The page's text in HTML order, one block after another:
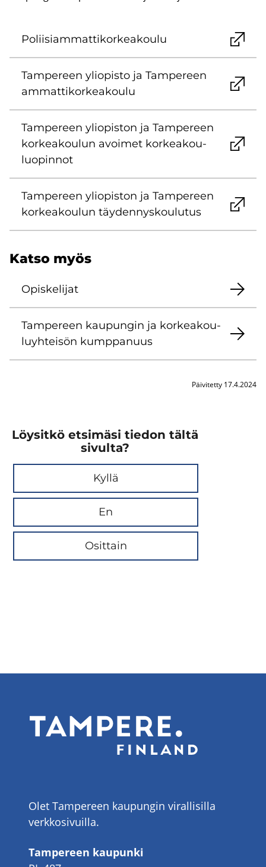
Po­lii­siam­mat­ti­kor­kea­kou­lu
Tam­pe­reen yli­opis­to ja Tam­pe­reen
am­mat­ti­kor­kea­kou­lu
Tam­pe­reen yli­opis­ton ja Tam­pe­reen
kor­kea­kou­lun avoi­met kor­kea­kou­
luo­pin­not
Tam­pe­reen yli­opis­ton ja Tam­pe­reen
kor­kea­kou­lun täy­den­nys­kou­lu­tus
Katso myös
Opis­ke­li­jat
Tam­pe­reen kau­pun­gin ja kor­kea­kou­
lu­yh­tei­sön kump­pa­nuus
Päivitetty 17.4.2024
Löysitkö etsimäsi tiedon tältä
sivulta?
Kyllä
En
Osittain
Olet Tampereen kaupungin virallisilla
verkkosivuilla.
Tampereen kaupunki